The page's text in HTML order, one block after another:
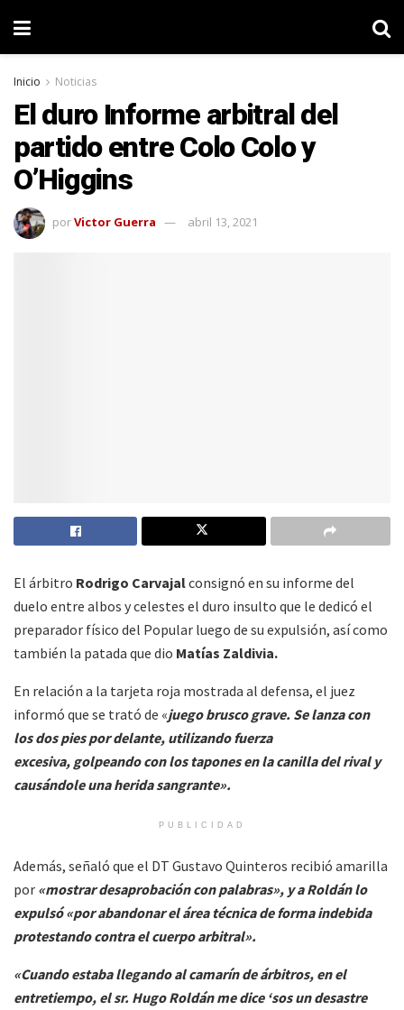
Inicio Noticias
El duro Informe arbitral del
partido entre Colo Colo y
O’Higgins
porVictor Guerra abril 13, 2021
El árbitro Rodrigo Carvajalconsignó en su informe del
duelo entre albos y celestes el duro insulto que le dedicó el
preparador físico del Popular luego de su expulsión, así como
también la patada que dio Matías Zaldivia.
En relación a la tarjeta roja mostrada al defensa, el juez
informó que se trató de «juego brusco grave. Se lanza con
los dos pies por delante, utilizando fuerza
excesiva, golpeando con los tapones en la canilla del rival y
causándole una herida sangrante».
PUBLICIDAD
Además, señaló que el DT Gustavo Quinteros recibió amarilla
por «mostrar desaprobación con palabras», y a Roldán lo
expulsó «por abandonar el área técnica de forma indebida
protestando contra el cuerpo arbitral».
«Cuando estaba llegando al camarín de árbitros, en el
entretiempo, el sr. Hugo Roldán me dice ‘sos un desastre